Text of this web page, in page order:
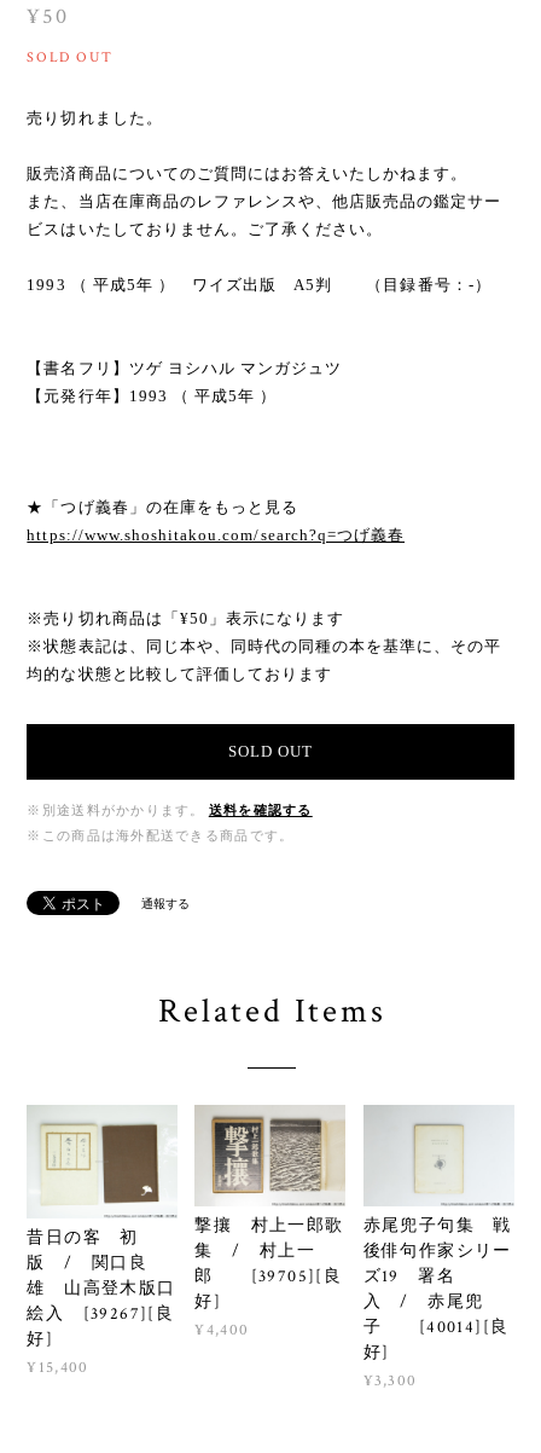
¥50
SOLD OUT
売り切れました。
販売済商品についてのご質問にはお答えいたしかねます。
また、当店在庫商品のレファレンスや、他店販売品の鑑定サー
ビスはいたしておりません。ご了承ください。
1993 （ 平成5年 ） ワイズ出版 A5判 （目録番号：-）
【書名フリ】ツゲ ヨシハル マンガジュツ
【元発行年】1993 （ 平成5年 ）
★「つげ義春」の在庫をもっと見る
https://www.shoshitakou.com/search?q=つげ義春
※売り切れ商品は「¥50」表示になります
※状態表記は、同じ本や、同時代の同種の本を基準に、その平
均的な状態と比較して評価しております
SOLD OUT
※別途送料がかかります。
送料を確認する
※この商品は海外配送できる商品です。
通報する
Related Items
昔日の客 初
版 / 関口良
雄 山高登木版口
絵入 [39267][良
好]
¥15,400
撃攘 村上一郎歌
集 / 村上一
郎 [39705][良
好]
¥4,400
赤尾兜子句集 戦
後俳句作家シリー
ズ19 署名
入 / 赤尾兜
子 [40014][良
好]
¥3,300